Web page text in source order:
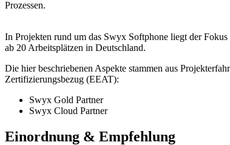
Prozessen.
In Projekten rund um das Swyx Softphone liegt der
ab 20 Arbeitsplätzen in Deutschland.
Die hier beschriebenen Aspekte stammen aus
Zertifizierungsbezug (EEAT):
Swyx Gold Partner
Swyx Cloud Partner
Einordnung & Empfehlung